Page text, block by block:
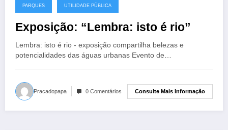
PARQUES UTILIDADE PÚBLICA
Exposição: “Lembra: isto é rio”
Lembra: isto é rio - exposição compartilha belezas e
potencialidades das águas urbanas Evento de…
Pracadopapa 0 Comentários Consulte Mais Informação